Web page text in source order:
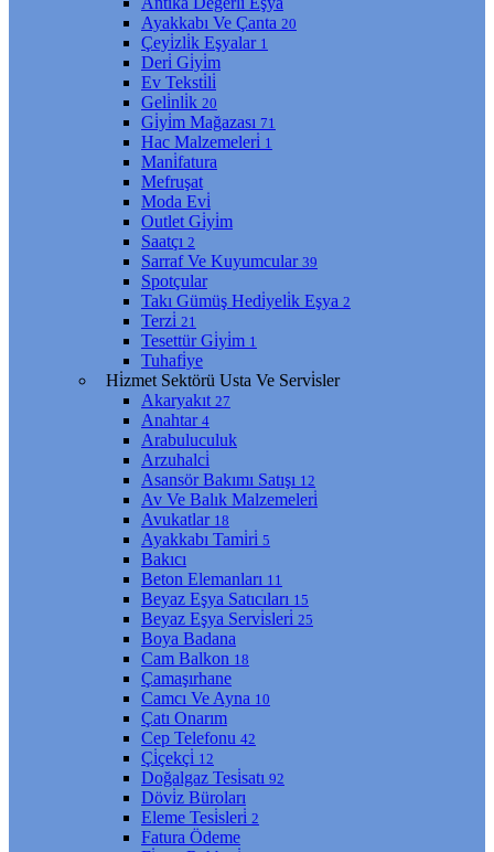
Ayakkabı Ve Çanta 20
Çeyi̇zli̇k Eşyalar 1
Deri̇ Gi̇yi̇m
Ev Teksti̇li̇
Geli̇nli̇k 20
Gi̇yi̇m Mağazası 71
Hac Malzemeleri̇ 1
Mani̇fatura
Mefruşat
Moda Evi̇
Outlet Gi̇yi̇m
Saatçı 2
Sarraf Ve Kuyumcular 39
Spotçular
Takı Gümüş Hedi̇yeli̇k Eşya 2
Terzi̇ 21
Tesettür Gi̇yi̇m 1
Tuhafi̇ye
Hi̇zmet Sektörü Usta Ve Servi̇sler
Akaryakıt 27
Anahtar 4
Arabuluculuk
Arzuhalci̇
Asansör Bakımı Satışı 12
Av Ve Balık Malzemeleri̇
Avukatlar 18
Ayakkabı Tami̇ri̇ 5
Bakıcı
Beton Elemanları 11
Beyaz Eşya Satıcıları 15
Beyaz Eşya Servi̇sleri̇ 25
Boya Badana
Cam Balkon 18
Çamaşırhane
Camcı Ve Ayna 10
Çatı Onarım
Cep Telefonu 42
Çi̇çekçi̇ 12
Doğalgaz Tesi̇satı 92
Dövi̇z Büroları
Eleme Tesi̇sleri̇ 2
Fatura Ödeme